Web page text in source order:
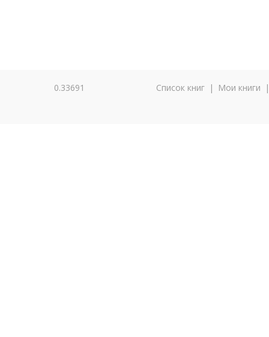
0.33691 Список книг | Мои книги |